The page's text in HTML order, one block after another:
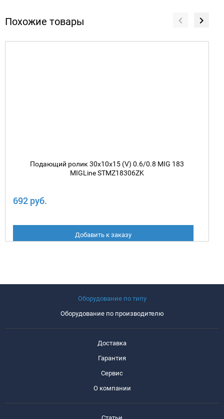
Похожие товары
Подающий ролик 30х10х15 (V) 0.6/0.8 MIG 183
MIGLine STMZ18306ZK
692 руб.
Добавить к заказу
Оборудование по типу
Оборудование по производителю
Доставка
Гарантия
Сервис
О компании